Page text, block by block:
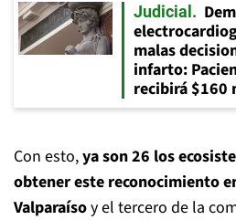
Judicial
malas
infarto:
recibirá $160
Con esto,ya son 26 los
obtener este reconocimiento
Valparaísoy el tercero de la